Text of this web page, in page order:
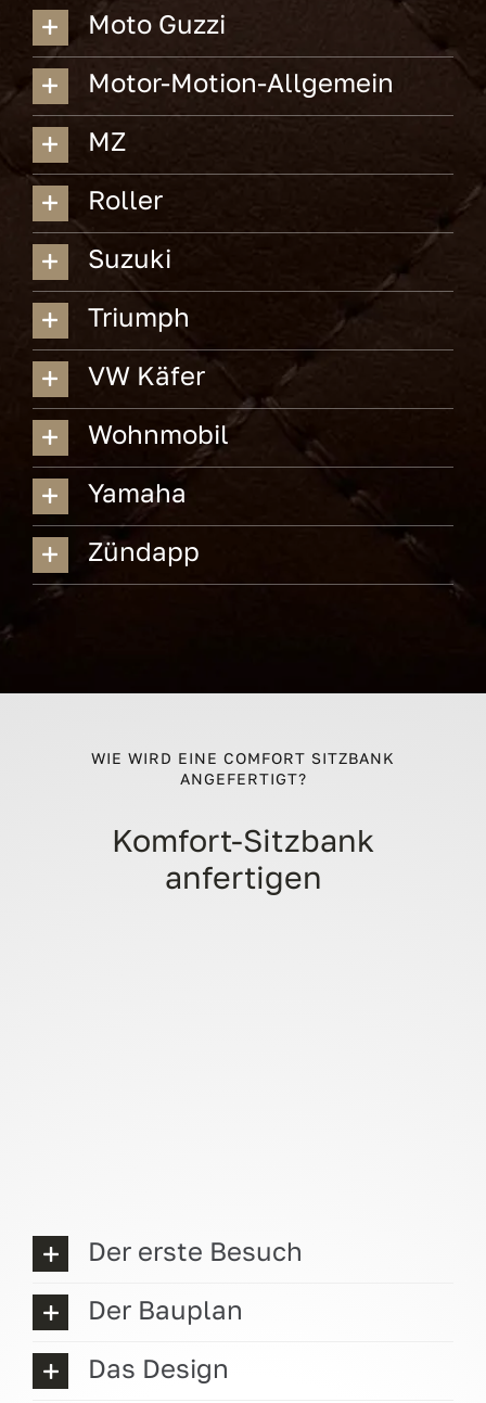
Moto Guzzi
Motor-Motion-Allgemein
MZ
Roller
Suzuki
Triumph
VW Käfer
Wohnmobil
Yamaha
Zündapp
WIE WIRD EINE COMFORT SITZBANK
ANGEFERTIGT?
Komfort-Sitzbank
anfertigen
Der erste Besuch
Der Bauplan
Das Design